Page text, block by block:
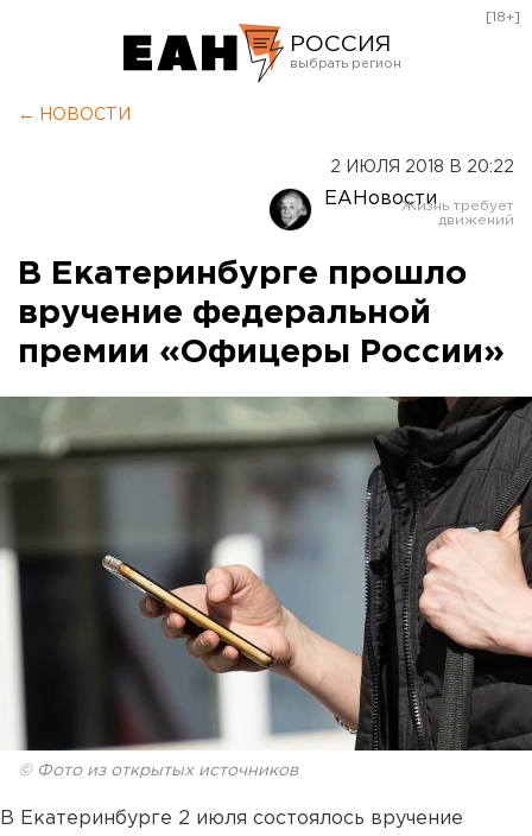
РОССИЯ
Оренбург
[18+]
← НОВОСТИ
2 ИЮЛЯ 2018 В 20:22
ЕАНовости
В Екатеринбурге прошло
вручение федеральной
премии «Офицеры России»
© Фото из открытых источников
В Екатеринбурге 2 июля состоялось вручение